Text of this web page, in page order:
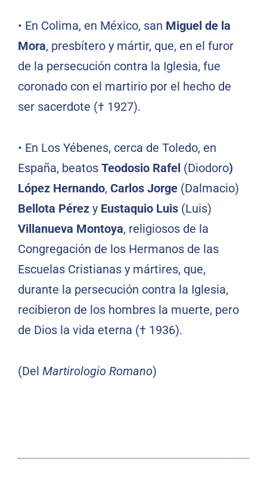
• En Colima, en México, san Miguel de la
Mora, presbítero y mártir, que, en el furor
de la persecución contra la Iglesia, fue
coronado con el martirio por el hecho de
ser sacerdote († 1927).
• En Los Yébenes, cerca de Toledo, en
España, beatos Teodosio Rafel (Diodoro)
López Hernando, Carlos Jorge (Dalmacio)
Bellota Pérez y Eustaquio Luis (Luis)
Villanueva Montoya, religiosos de la
Congregación de los Hermanos de las
Escuelas Cristianas y mártires, que,
durante la persecución contra la Iglesia,
recibieron de los hombres la muerte, pero
de Dios la vida eterna († 1936).
(Del Martirologio Romano)